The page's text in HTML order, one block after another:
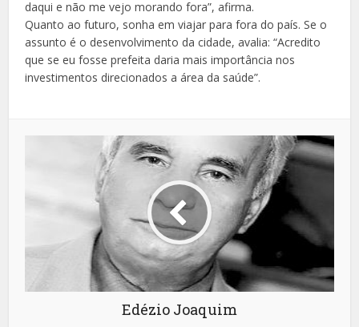
daqui e não me vejo morando fora”, afirma.
Quanto ao futuro, sonha em viajar para fora do país. Se o
assunto é o desenvolvimento da cidade, avalia: “Acredito
que se eu fosse prefeita daria mais importância nos
investimentos direcionados a área da saúde”.
Edézio Joaquim